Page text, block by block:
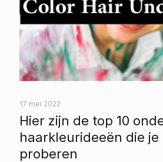
17 mei 2022
Hier zijn de top 10
haarkleurideeën die
proberen